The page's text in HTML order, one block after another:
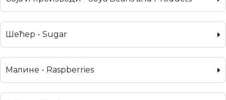
Шећер - Sugar
Малине - Raspberries